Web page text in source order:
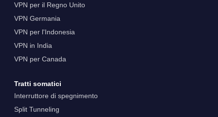
VPN per il Regno Unito
VPN Germania
VPN per l'Indonesia
VPN in India
VPN per Canada
Tratti somatici
Interruttore di spegnimento
Split Tunneling